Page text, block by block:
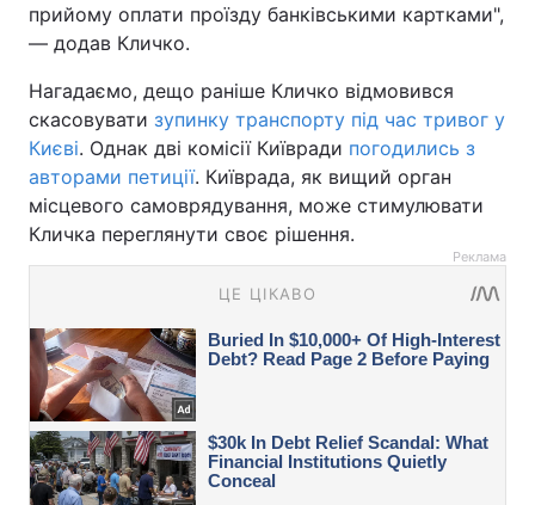
прийому оплати проїзду банківськими картками",
— додав Кличко.
Нагадаємо, дещо раніше Кличко відмовився
скасовувати зупинку транспорту під час тривог у
Києві. Однак дві комісії Київради погодились з
авторами петиції. Київрада, як вищий орган
місцевого самоврядування, може стимулювати
Кличка переглянути своє рішення.
Реклама